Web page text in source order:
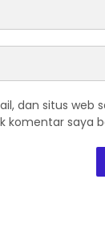
dan situs web
komentar saya